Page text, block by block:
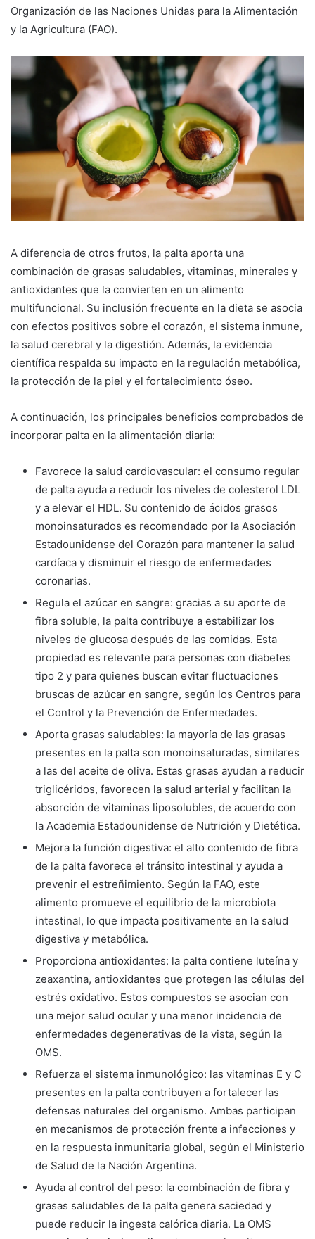
Organización de las Naciones Unidas para la Alimentación
y la Agricultura (FAO).
A diferencia de otros frutos, la palta aporta una
combinación de grasas saludables, vitaminas, minerales y
antioxidantes que la convierten en un alimento
multifuncional. Su inclusión frecuente en la dieta se asocia
con efectos positivos sobre el corazón, el sistema inmune,
la salud cerebral y la digestión. Además, la evidencia
científica respalda su impacto en la regulación metabólica,
la protección de la piel y el fortalecimiento óseo.
A continuación, los principales beneficios comprobados de
incorporar palta en la alimentación diaria:
Favorece la salud cardiovascular: el consumo regular
de palta ayuda a reducir los niveles de colesterol LDL
y a elevar el HDL. Su contenido de ácidos grasos
monoinsaturados es recomendado por la Asociación
Estadounidense del Corazón para mantener la salud
cardíaca y disminuir el riesgo de enfermedades
coronarias.
Regula el azúcar en sangre: gracias a su aporte de
fibra soluble, la palta contribuye a estabilizar los
niveles de glucosa después de las comidas. Esta
propiedad es relevante para personas con diabetes
tipo 2 y para quienes buscan evitar fluctuaciones
bruscas de azúcar en sangre, según los Centros para
el Control y la Prevención de Enfermedades.
Aporta grasas saludables: la mayoría de las grasas
presentes en la palta son monoinsaturadas, similares
a las del aceite de oliva. Estas grasas ayudan a reducir
triglicéridos, favorecen la salud arterial y facilitan la
absorción de vitaminas liposolubles, de acuerdo con
la Academia Estadounidense de Nutrición y Dietética.
Mejora la función digestiva: el alto contenido de fibra
de la palta favorece el tránsito intestinal y ayuda a
prevenir el estreñimiento. Según la FAO, este
alimento promueve el equilibrio de la microbiota
intestinal, lo que impacta positivamente en la salud
digestiva y metabólica.
Proporciona antioxidantes: la palta contiene luteína y
zeaxantina, antioxidantes que protegen las células del
estrés oxidativo. Estos compuestos se asocian con
una mejor salud ocular y una menor incidencia de
enfermedades degenerativas de la vista, según la
OMS.
Refuerza el sistema inmunológico: las vitaminas E y C
presentes en la palta contribuyen a fortalecer las
defensas naturales del organismo. Ambas participan
en mecanismos de protección frente a infecciones y
en la respuesta inmunitaria global, según el Ministerio
de Salud de la Nación Argentina.
Ayuda al control del peso: la combinación de fibra y
grasas saludables de la palta genera saciedad y
puede reducir la ingesta calórica diaria. La OMS